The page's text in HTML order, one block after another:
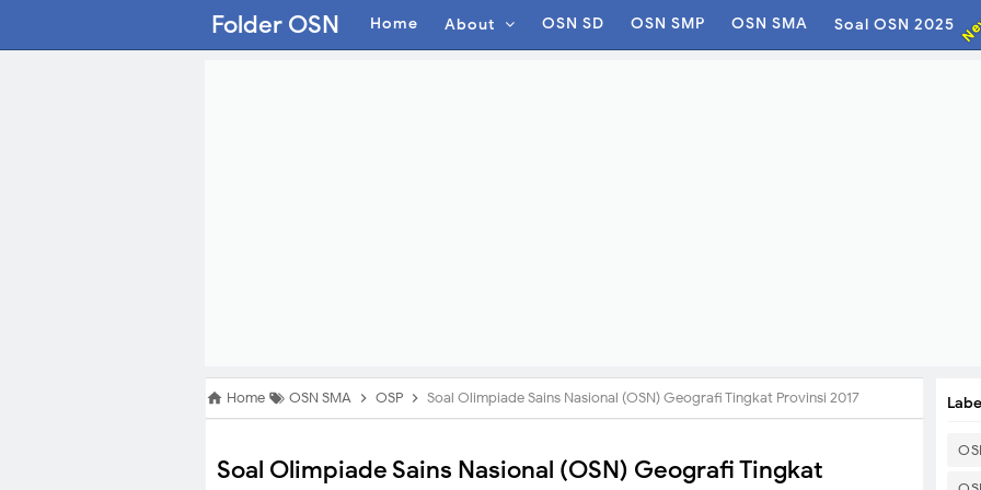
Folder OSN Home About OSN SD OSN SMP OSN SMA Soal OSN 2025
Home OSN SMA OSP Soal Olimpiade Sains Nasional (OSN) Geografi Tingkat Provinsi 2017
Soal Olimpiade Sains Nasional (OSN) Geografi Tingkat